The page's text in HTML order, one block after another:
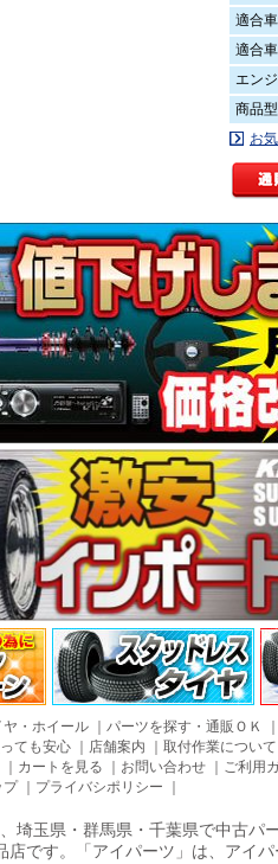
適合
適合
エン
商品
お
ヤ・ホイール パーツを探す・通販ＯＫ
ても安心 店舗案内 取付作業について
カートを見る お問い合わせ ご利用
プ｜ プライバシポリシー
埼玉県・群馬県・千葉県で中古パ
店です。「アイパーツ」は、アイ